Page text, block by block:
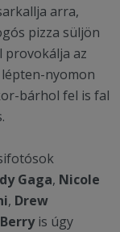
arra,
pizza süljön
provokálja az
nyomon
bárhol fel is fal
Gaga, Nicole
, Drew
is úgy